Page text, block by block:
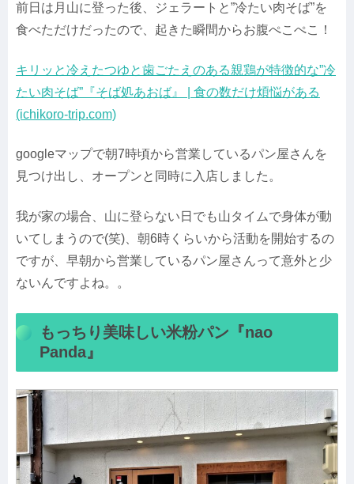
前日は月山に登った後、ジェラートと”冷たい肉そば”を
食べただけだったので、起きた瞬間からお腹ぺこぺこ！
キリッと冷えたつゆと歯ごたえのある親鶏が特徴的な”冷
たい肉そば”『そば処あおば』 | 食の数だけ煩悩がある
(ichikoro-trip.com)
googleマップで朝7時頃から営業しているパン屋さんを
見つけ出し、オープンと同時に入店しました。
我が家の場合、山に登らない日でも山タイムで身体が動
いてしまうので(笑)、朝6時くらいから活動を開始するの
ですが、早朝から営業しているパン屋さんって意外と少
ないんですよね。。
もっちり美味しい米粉パン『nao
Panda』